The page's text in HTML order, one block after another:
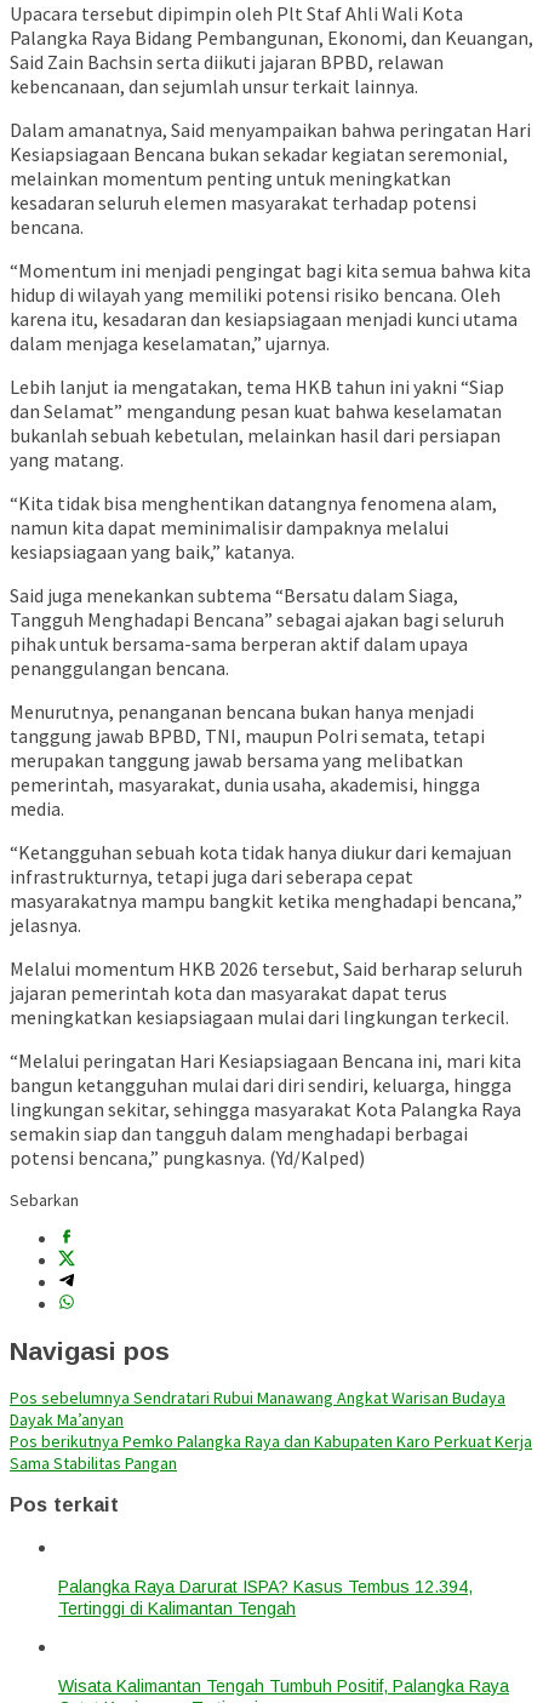
Upacara tersebut dipimpin oleh Plt Staf Ahli Wali Kota
Palangka Raya Bidang Pembangunan, Ekonomi, dan Keuangan,
Said Zain Bachsin serta diikuti jajaran BPBD, relawan
kebencanaan, dan sejumlah unsur terkait lainnya.
Dalam amanatnya, Said menyampaikan bahwa peringatan Hari
Kesiapsiagaan Bencana bukan sekadar kegiatan seremonial,
melainkan momentum penting untuk meningkatkan
kesadaran seluruh elemen masyarakat terhadap potensi
bencana.
“Momentum ini menjadi pengingat bagi kita semua bahwa kita
hidup di wilayah yang memiliki potensi risiko bencana. Oleh
karena itu, kesadaran dan kesiapsiagaan menjadi kunci utama
dalam menjaga keselamatan,” ujarnya.
Lebih lanjut ia mengatakan, tema HKB tahun ini yakni “Siap
dan Selamat” mengandung pesan kuat bahwa keselamatan
bukanlah sebuah kebetulan, melainkan hasil dari persiapan
yang matang.
“Kita tidak bisa menghentikan datangnya fenomena alam,
namun kita dapat meminimalisir dampaknya melalui
kesiapsiagaan yang baik,” katanya.
Said juga menekankan subtema “Bersatu dalam Siaga,
Tangguh Menghadapi Bencana” sebagai ajakan bagi seluruh
pihak untuk bersama-sama berperan aktif dalam upaya
penanggulangan bencana.
Menurutnya, penanganan bencana bukan hanya menjadi
tanggung jawab BPBD, TNI, maupun Polri semata, tetapi
merupakan tanggung jawab bersama yang melibatkan
pemerintah, masyarakat, dunia usaha, akademisi, hingga
media.
“Ketangguhan sebuah kota tidak hanya diukur dari kemajuan
infrastrukturnya, tetapi juga dari seberapa cepat
masyarakatnya mampu bangkit ketika menghadapi bencana,”
jelasnya.
Melalui momentum HKB 2026 tersebut, Said berharap seluruh
jajaran pemerintah kota dan masyarakat dapat terus
meningkatkan kesiapsiagaan mulai dari lingkungan terkecil.
“Melalui peringatan Hari Kesiapsiagaan Bencana ini, mari kita
bangun ketangguhan mulai dari diri sendiri, keluarga, hingga
lingkungan sekitar, sehingga masyarakat Kota Palangka Raya
semakin siap dan tangguh dalam menghadapi berbagai
potensi bencana,” pungkasnya. (Yd/Kalped)
Sebarkan
Navigasi pos
Pos sebelumnya Sendratari Rubui Manawang Angkat Warisan Budaya
Dayak Ma’anyan
Pos berikutnya Pemko Palangka Raya dan Kabupaten Karo Perkuat Kerja
Sama Stabilitas Pangan
Pos terkait
Palangka Raya Darurat ISPA? Kasus Tembus 12.394,
Tertinggi di Kalimantan Tengah
Wisata Kalimantan Tengah Tumbuh Positif, Palangka Raya